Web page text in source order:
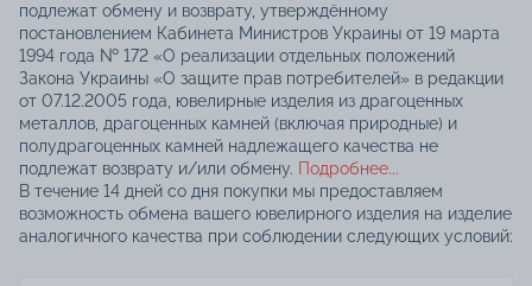
подлежат обмену и возврату, утверждённому
постановлением Кабинета Министров Украины от 19 марта
1994 года № 172 «О реализации отдельных положений
Закона Украины «О защите прав потребителей» в редакции
от 07.12.2005 года, ювелирные изделия из драгоценных
металлов, драгоценных камней (включая природные) и
полудрагоценных камней надлежащего качества не
подлежат возврату и/или обмену. Подробнее...
В течение 14 дней со дня покупки мы предоставляем
возможность обмена вашего ювелирного изделия на изделие
аналогичного качества при соблюдении следующих условий: